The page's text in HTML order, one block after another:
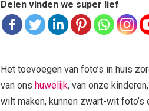
Delen vinden we super lief
Het toevoegen van foto’s in huis
van ons huwelijk, van onze
wilt maken, kunnen zwart-wit